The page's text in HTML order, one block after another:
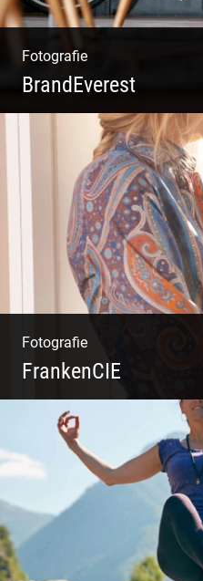
Fotografie
BrandEverest
Bildwelten |
Design
Fotografie
FrankenCIE